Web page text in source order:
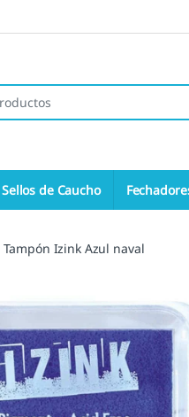
Sellos de Caucho
Tampón Izink Azul naval